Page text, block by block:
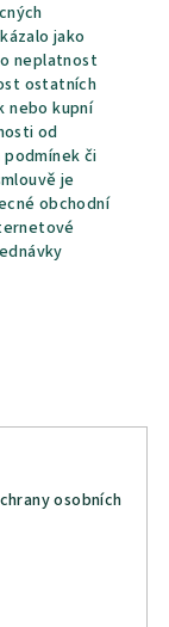
jako
neplatnost
ostatních
nebo kupní
od
podmínek či
je
obchodní
osobních